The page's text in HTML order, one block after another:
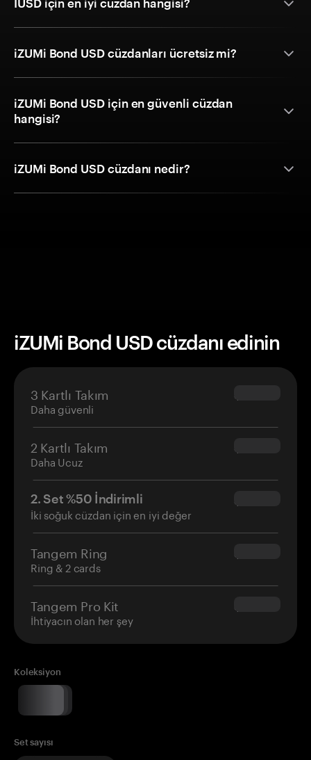
IUSD için en iyi cüzdan hangisi?
iZUMi Bond USD cüzdanları ücretsiz mi?
iZUMi Bond USD için en güvenli cüzdan
hangisi?
iZUMi Bond USD cüzdanı nedir?
iZUMi Bond USD cüzdanı edinin
3 Kartlı Takım
Daha güvenli
$69.90
2 Kartlı Takım
Daha Ucuz
$54.90
2. Set %50 İndirimli
İki soğuk cüzdan için en iyi değer
$34.95
Tangem Ring
Ring & 2 cards
$160.00
Tangem Pro Kit
İhtiyacın olan her şey
$180.00
Koleksiyon
Set sayısı